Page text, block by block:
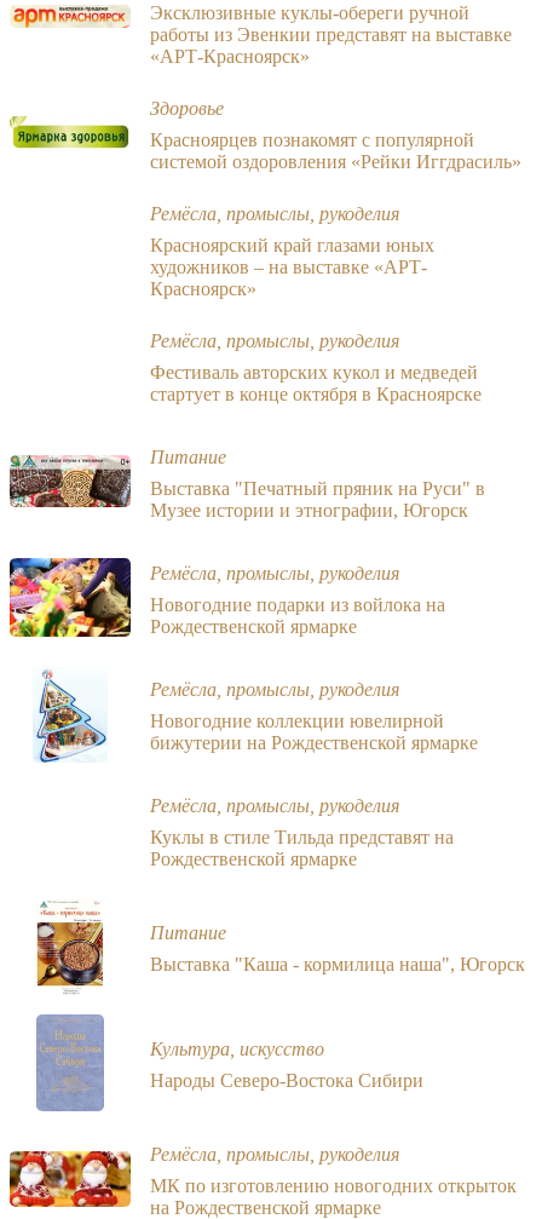
Эксклюзивные куклы-обереги ручной
работы из Эвенкии представят на выставке
«АРТ-Красноярск»
Здоровье
Красноярцев познакомят с популярной
системой оздоровления «Рейки Иггдрасиль»
Ремёсла, промыслы, рукоделия
Красноярский край глазами юных
художников – на выставке «АРТ-
Красноярск»
Ремёсла, промыслы, рукоделия
Фестиваль авторских кукол и медведей
стартует в конце октября в Красноярске
Питание
Выставка "Печатный пряник на Руси" в
Музее истории и этнографии, Югорск
Ремёсла, промыслы, рукоделия
Новогодние подарки из войлока на
Рождественской ярмарке
Ремёсла, промыслы, рукоделия
Новогодние коллекции ювелирной
бижутерии на Рождественской ярмарке
Ремёсла, промыслы, рукоделия
Куклы в стиле Тильда представят на
Рождественской ярмарке
Питание
Выставка "Каша - кормилица наша", Югорск
Культура, искусство
Народы Северо-Востока Сибири
Ремёсла, промыслы, рукоделия
МК по изготовлению новогодних открыток
на Рождественской ярмарке